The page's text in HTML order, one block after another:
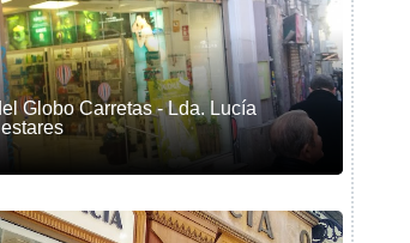
Globo Carretas - Lda. Lucía